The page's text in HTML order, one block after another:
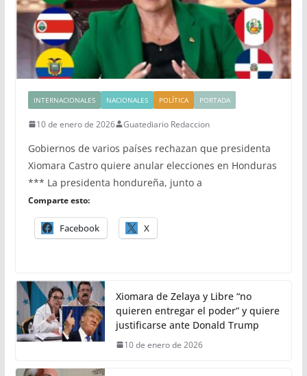
INTERNACIONALES NACIONALES POLÍTICA PORTADA
10 de enero de 2026 Guatediario Redaccion
Gobiernos de varios países rechazan que presidenta
Xiomara Castro quiere anular elecciones en Honduras
*** La presidenta hondureña, junto a
Comparte esto:
Facebook X
Xiomara de Zelaya y Libre “no
quieren entregar el poder” y quiere
justificarse ante Donald Trump
10 de enero de 2026